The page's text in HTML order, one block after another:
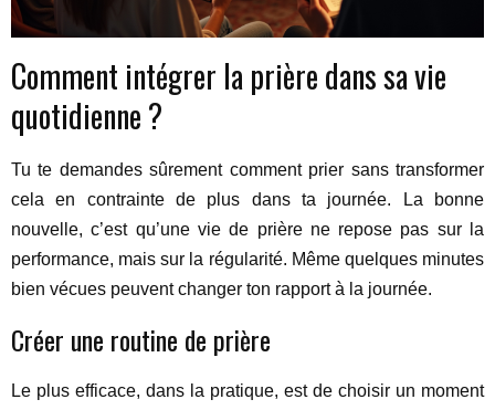
Comment intégrer la prière dans sa vie
quotidienne ?
Tu te demandes sûrement comment prier sans transformer
cela en contrainte de plus dans ta journée. La bonne
nouvelle, c’est qu’une vie de prière ne repose pas sur la
performance, mais sur la régularité. Même quelques minutes
bien vécues peuvent changer ton rapport à la journée.
Créer une routine de prière
Le plus efficace, dans la pratique, est de choisir un moment